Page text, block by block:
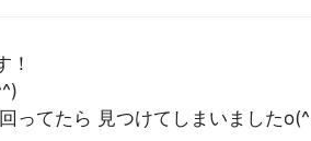
！
ってたら 見つけてしまいました